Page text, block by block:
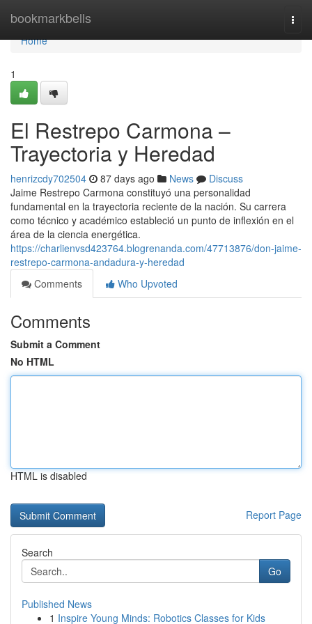
bookmarkbells
Home
Home
1
El Restrepo Carmona –
Trayectoria y Heredad
henrizcdy702504 87 days ago News
Discuss
Jaime Restrepo Carmona constituyó una personalidad
fundamental en la trayectoria reciente de la nación. Su carrera
como técnico y académico estableció un punto de inflexión en el
área de la ciencia energética.
https://charlienvsd423764.blogrenanda.com/47713876/don-jaime-
restrepo-carmona-andadura-y-heredad
Comments
Who Upvoted
Comments
Submit a Comment
No HTML
HTML is disabled
Report Page
Search
Go
Published News
1 Inspire Young Minds: Robotics Classes for Kids